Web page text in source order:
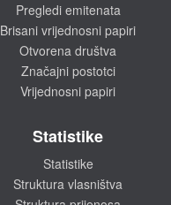
Pregledi emitenata
Brisani vrijednosni papiri
Otvorena društva
Značajni postotci
Vrijednosni papiri
Statistike
Statistike
Struktura vlasništva